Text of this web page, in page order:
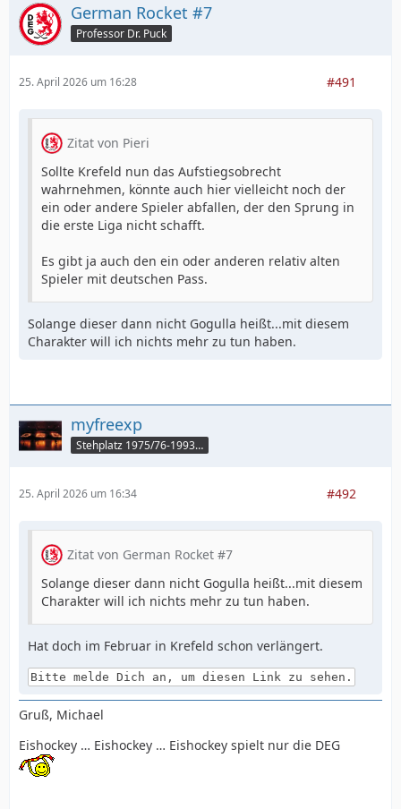
German Rocket #7
Professor Dr. Puck
25. April 2026 um 16:28 #491
Zitat von Pieri
Sollte Krefeld nun das Aufstiegsobrecht
wahrnehmen, könnte auch hier vielleicht noch der
ein oder andere Spieler abfallen, der den Sprung in
die erste Liga nicht schafft.
Es gibt ja auch den ein oder anderen relativ alten
Spieler mit deutschen Pass.
Solange dieser dann nicht Gogulla heißt...mit diesem
Charakter will ich nichts mehr zu tun haben.
myfreexp
Stehplatz 1975/76-1993/94
25. April 2026 um 16:34 #492
Zitat von German Rocket #7
Solange dieser dann nicht Gogulla heißt...mit diesem
Charakter will ich nichts mehr zu tun haben.
Hat doch im Februar in Krefeld schon verlängert.
Bitte melde Dich an, um diesen Link zu sehen.
Gruß, Michael
Eishockey … Eishockey … Eishockey spielt nur die DEG